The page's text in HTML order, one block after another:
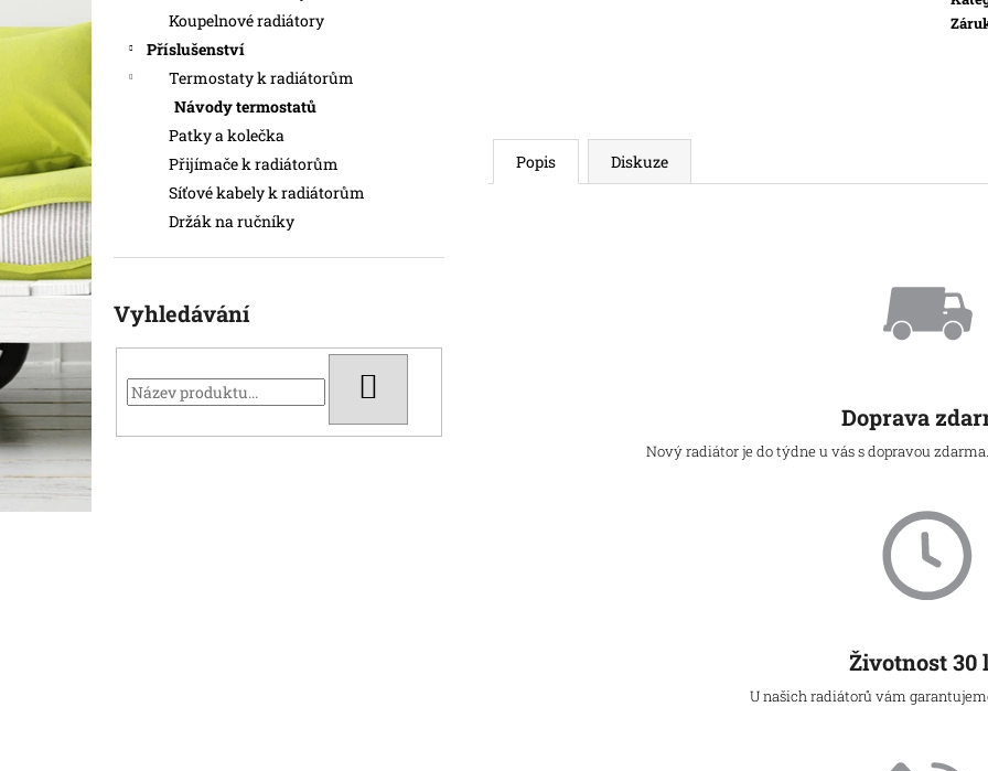
e
l
Koupelnové radiátory
Příslušenství
Termostaty k radiátorům
Návody termostatů
Patky a kolečka
Přijímače k radiátorům
Síťové kabely k radiátorům
Držák na ručníky
Vyhledávání
Popis Diskuze
Doprava
Nový radiátor je do týdne u vás s dopravou
Životnost 30
U našich radiátorů vám
TOPNÝ PANEL NÍZKÝ TN40 400 W
ELEKTRICKÝ
TL140 1400 W